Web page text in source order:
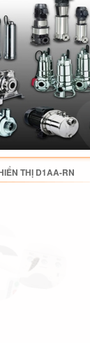
THỊ D1AA-RN